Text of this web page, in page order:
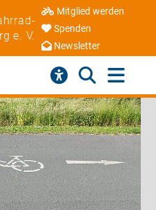
e. V.
Mitglied werden
Spenden
Newsletter